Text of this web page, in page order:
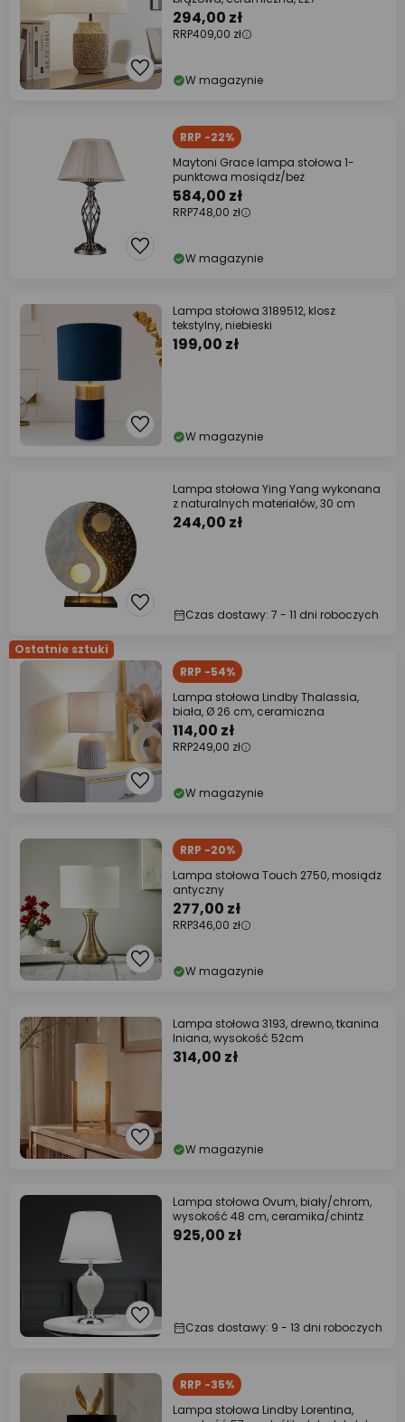
294,00 zł
RRP409,00 zł
W magazynie
RRP -22%
Maytoni Grace lampa stołowa 1-
punktowa mosiądz/beż
584,00 zł
RRP748,00 zł
W magazynie
Lampa stołowa 3189512, klosz
tekstylny, niebieski
199,00 zł
W magazynie
Lampa stołowa Ying Yang wykonana
z naturalnych materiałów, 30 cm
244,00 zł
Czas dostawy: 7 - 11 dni roboczych
Ostatnie sztuki
RRP -54%
Lampa stołowa Lindby Thalassia,
biała, Ø 26 cm, ceramiczna
114,00 zł
RRP249,00 zł
W magazynie
RRP -20%
Lampa stołowa Touch 2750, mosiądz
antyczny
277,00 zł
RRP346,00 zł
W magazynie
Lampa stołowa 3193, drewno, tkanina
lniana, wysokość 52cm
314,00 zł
W magazynie
Lampa stołowa Ovum, biały/chrom,
wysokość 48 cm, ceramika/chintz
925,00 zł
Czas dostawy: 9 - 13 dni roboczych
RRP -35%
Lampa stołowa Lindby Lorentina,